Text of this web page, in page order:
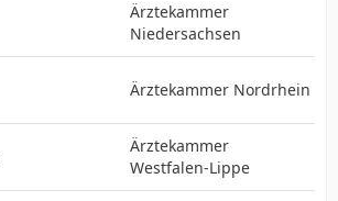
Ärztekammer
Niedersachsen
Ärztekammer Nordrhein
Ärztekammer
Westfalen‑Lippe